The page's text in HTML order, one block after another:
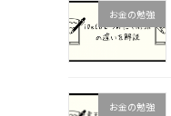
お金の勉強
お金の勉強